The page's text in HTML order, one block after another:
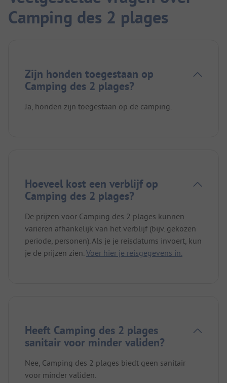
Camping des 2 plages
Zijn honden toegestaan op
Camping des 2 plages?
Ja, honden zijn toegestaan op de camping.
Hoeveel kost een verblijf op
Camping des 2 plages?
De prijzen voor Camping des 2 plages kunnen
variëren afhankelijk van het verblijf (bijv. gekozen
periode, personen). Als je je reisdatums invoert, kun
je de prijzen zien. Voer hier je reisgegevens in.
Heeft Camping des 2 plages
sanitair voor minder validen?
Nee, Camping des 2 plages biedt geen sanitair
voor minder validen.